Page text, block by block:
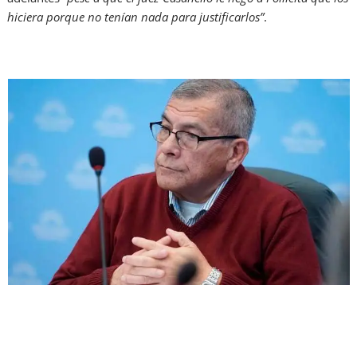
hiciera porque no tenían nada para justificarlos”.